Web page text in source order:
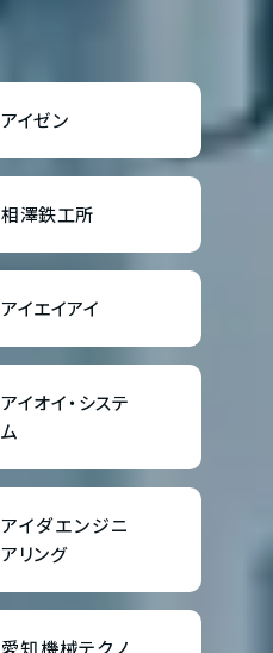
アイゼン
相澤鉄工所
アイエイアイ
アイオイ・システ
ム
アイダエンジニ
アリング
愛知機械テクノ